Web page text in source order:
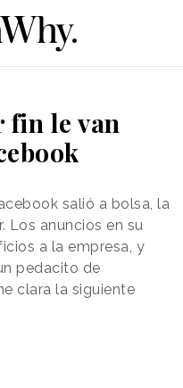
fin le van
salió a bolsa, la
Los anuncios en su
a la empresa, y
pedacito de
clara la siguiente